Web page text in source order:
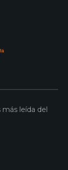
leída del